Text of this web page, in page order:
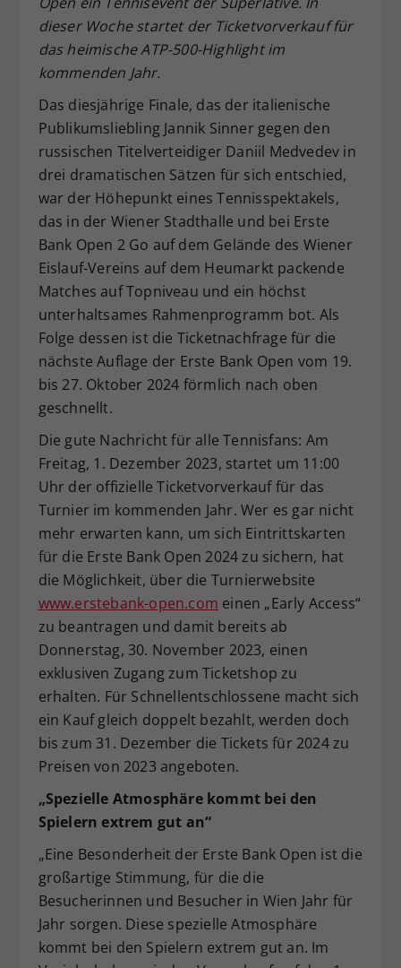
dieser Woche startet der Ticketvorverkauf für
das heimische ATP-500-Highlight im
kommenden Jahr.
Das diesjährige Finale, das der italienische
Publikumsliebling Jannik Sinner gegen den
russischen Titelverteidiger Daniil Medvedev in
drei dramatischen Sätzen für sich entschied,
war der Höhepunkt eines Tennisspektakels,
das in der Wiener Stadthalle und bei Erste
Bank Open 2 Go auf dem Gelände des Wiener
Eislauf-Vereins auf dem Heumarkt packende
Matches auf Topniveau und ein höchst
unterhaltsames Rahmenprogramm bot. Als
Folge dessen ist die Ticketnachfrage für die
nächste Auflage der Erste Bank Open vom 19.
bis 27. Oktober 2024 förmlich nach oben
geschnellt.
Die gute Nachricht für alle Tennisfans: Am
Freitag, 1. Dezember 2023, startet um 11:00
Uhr der offizielle Ticketvorverkauf für das
Turnier im kommenden Jahr. Wer es gar nicht
mehr erwarten kann, um sich Eintrittskarten
für die Erste Bank Open 2024 zu sichern, hat
die Möglichkeit, über die Turnierwebsite
www.erstebank-open.com einen „Early Access“
zu beantragen und damit bereits ab
Donnerstag, 30. November 2023, einen
exklusiven Zugang zum Ticketshop zu
erhalten. Für Schnellentschlossene macht sich
ein Kauf gleich doppelt bezahlt, werden doch
bis zum 31. Dezember die Tickets für 2024 zu
Preisen von 2023 angeboten.
„Spezielle Atmosphäre kommt bei den
Spielern extrem gut an“
„Eine Besonderheit der Erste Bank Open ist die
großartige Stimmung, für die die
Besucherinnen und Besucher in Wien Jahr für
Jahr sorgen. Diese spezielle Atmosphäre
kommt bei den Spielern extrem gut an. Im
Zweck
Dieser Wert speichert Ihre Consent-
Einstellungen. Unter anderem eine
zufällig generierte ID, für die
historische Speicherung Ihrer
vorgenommen Einstellungen, falls der
Webseiten-Betreiber dies eingestellt